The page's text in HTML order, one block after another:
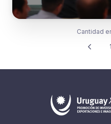
Cantidad